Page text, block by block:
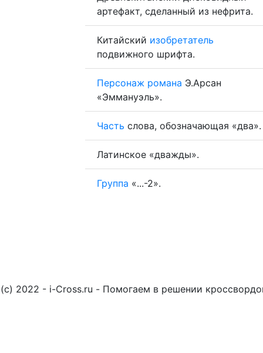
артефакт, сделанный из нефрита.
Китайский изобретатель
подвижного шрифта.
Персонаж романа Э.Арсан
«Эммануэль».
Часть слова, обозначающая «два».
Латинское «дважды».
Группа «...-2».
(c) 2022 - i-Cross.ru - Помогаем в решении